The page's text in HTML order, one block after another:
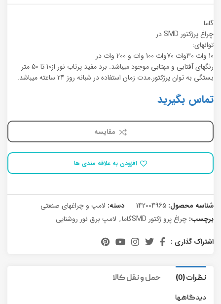
گاما
چراغ پرژکتور SMD در
توانهای:
10 وات 30وات 70وات 100 وات و 200 وات در
رنگهای آفتابی و مهتابی موجود میباشد. برد مفید پرتاب نور از10 تا 50 متر
بستگی به توان پرژکتور.مدت زمان استفاده در شبانه روز 24 ساعته میباشد.
تماس بگیرید
مقایسه
افزودن به علاقه مندی ها
شناسه محصول: 142004965 دسته: لامپ و چراغهای صنعتی
برچسب: چراغ پرو ژکتور SMDگاما , لامپ برق نور روشنایی
اشتراک گذاری :
نظرات (0) حمل و نقل کالا
دیدگاهها